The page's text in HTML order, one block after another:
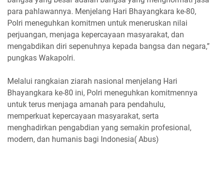
para pahlawannya. Menjelang Hari Bhayangkara ke-80,
Polri meneguhkan komitmen untuk meneruskan nilai
perjuangan, menjaga kepercayaan masyarakat, dan
mengabdikan diri sepenuhnya kepada bangsa dan negara,”
pungkas Wakapolri.
Melalui rangkaian ziarah nasional menjelang Hari
Bhayangkara ke-80 ini, Polri meneguhkan komitmennya
untuk terus menjaga amanah para pendahulu,
memperkuat kepercayaan masyarakat, serta
menghadirkan pengabdian yang semakin profesional,
modern, dan humanis bagi Indonesia( Abus)